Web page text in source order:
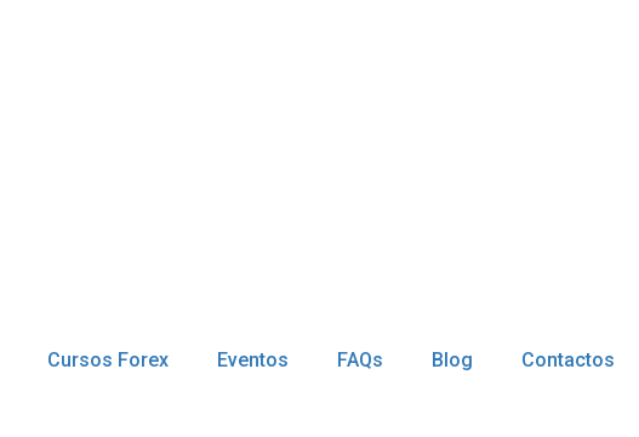
Cursos Forex Eventos FAQs Blog Contactos